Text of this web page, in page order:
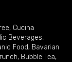
, Cucina
Beverages,
Food, Bavarian
, Bubble Tea,